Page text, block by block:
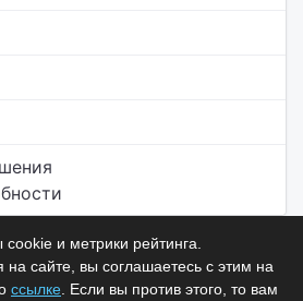
и метрики рейтинга.
сайте, вы соглашаетесь с этим на
ссылке . Если вы против этого, то вам